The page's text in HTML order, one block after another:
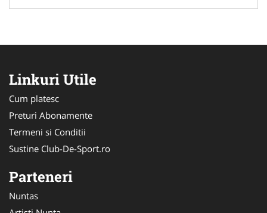
Linkuri Utile
Cum platesc
Preturi Abonamente
Termeni si Conditii
Sustine Club-De-Sport.ro
Parteneri
Nuntas